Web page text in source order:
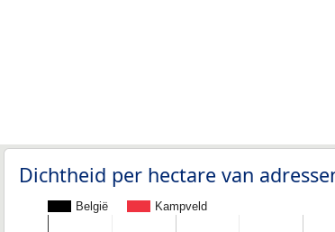
Dichtheid per hectare van
België Kampveld